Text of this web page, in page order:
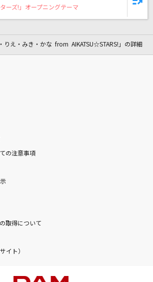
カラオケ最新情報をチェック！
ーズ!」オープニングテーマ
りえ・みき・かな from AIKATSU☆STARS!」の詳細
の注意事項
取得について
イト）